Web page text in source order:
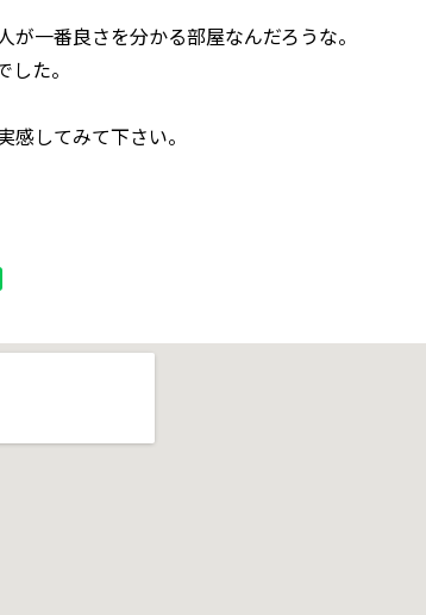
が一番良さを分かる部屋なんだろうな。
た。
感してみて下さい。